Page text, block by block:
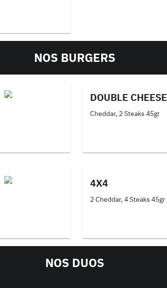
NOS BURGERS
DOUBLE CHEESE
Cheddar, 2 Steaks 45gr
4X4
2 Cheddar, 4 Steaks 45gr
NOS DUOS